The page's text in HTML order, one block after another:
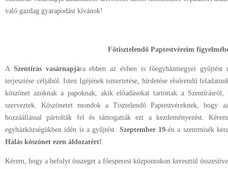
való gazdag gyarapodást kívánok!
Főtisztelendő Paptestvéreim
A Szentírás vasárnapjára ebben az évben is főegyházmegyei gyűjtést
terjesztése céljából. Isten Igéjének ismertetése, hirdetése elsőrendű
köszönet azoknak a papoknak, akik előadásokat tartottak a
szerveztek. Köszönetet mondok a Tisztelendő Paptestvéreknek, hogy
hozzáállással pártolták fel és támogatták ezt a kezdeményezést.
egyházközségükben idén is a gyűjtést. Szeptember 19-én a szentmisék
Hálás köszönet ezen áldozatért!
Kérem, hogy a befolyt összeget a főesperesi központokon keresztül